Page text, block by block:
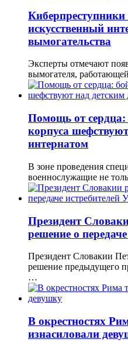
Киберпреступники
искусственный
вымогательства
Эксперты отмечают
вымогателя,
Помощь от сердца:
корпуса
интернатом
В зоне проведения
военнослужащие не
Президент
решение о
Президент Словакии
решение предыдущего
…
В окрестностях
изнасиловали